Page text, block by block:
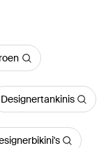
Designertankinis